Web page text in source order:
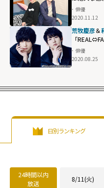
俳優
2020.11.12
荒牧慶彦＆
「
俳優
2020.08.25
日別ランキング
24時間以内
放送
8/11(火)